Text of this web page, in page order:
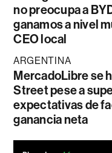
no preocupa a
ganamos a nivel
CEO local
ARGENTINA
MercadoLibre se
Street pese a
expectativas de
ganancia neta